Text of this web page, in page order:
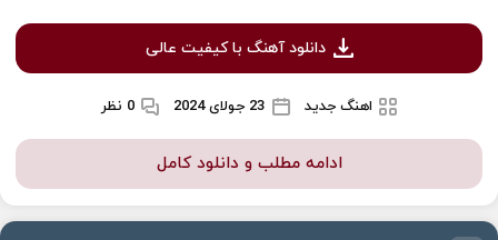
دانلود آهنگ با کیفیت عالی
اهنگ جدید 23 جولای 2024 0 نظر
ادامه مطلب و دانلود کامل